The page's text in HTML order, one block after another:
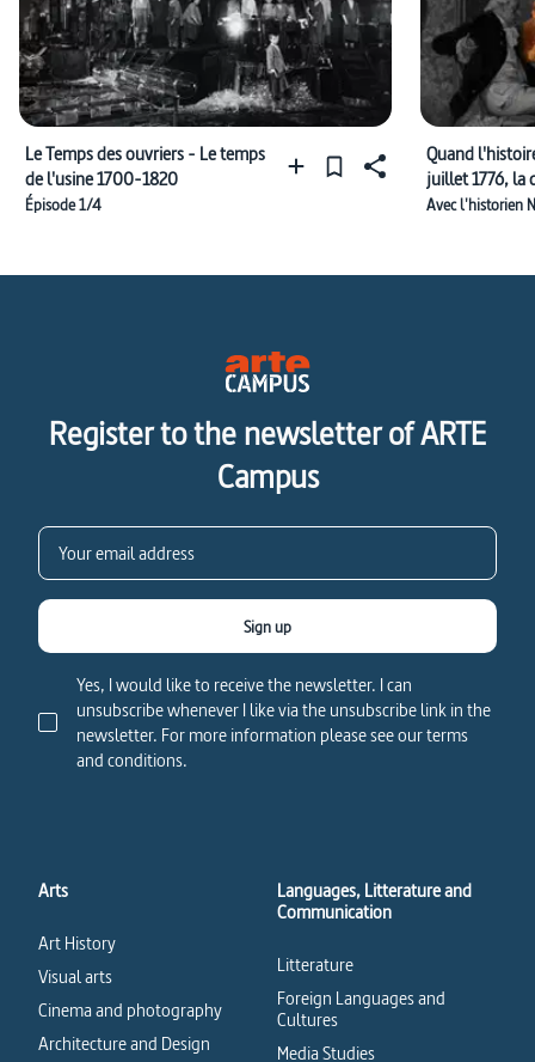
Le Temps des ouvriers - Le temps
de l'usine 1700-1820
Épisode 1/4
Quand
juillet 1776, la
Avec l'historien
Register to the newsletter of ARTE
Campus
Yes, I would like to receive the newsletter. I can
unsubscribe whenever I like via the unsubscribe link in the
newsletter. For more information please see our terms
and conditions.
Sign up
Arts
Art History
Visual arts
Cinema and photography
Architecture and Design
Languages, Litterature and
Communication
Litterature
Foreign Languages and
Cultures
Media Studies